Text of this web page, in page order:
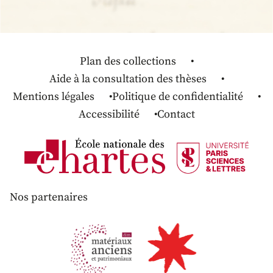
Plan des collections
Aide à la consultation des thèses
Mentions légales
Politique de confidentialité
Accessibilité
Contact
Nos partenaires